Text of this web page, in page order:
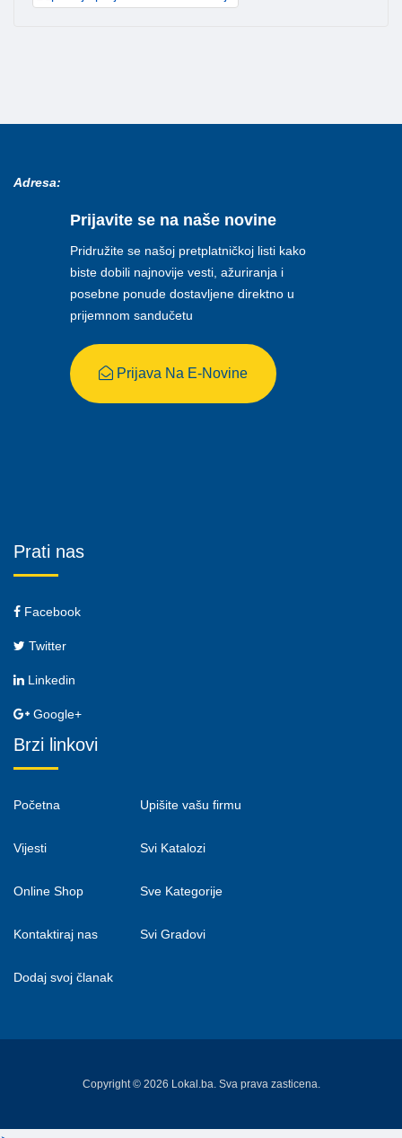
Adresa:
Prijavite se na naše novine
Pridružite se našoj pretplatničkoj listi kako
biste dobili najnovije vesti, ažuriranja i
posebne ponude dostavljene direktno u
prijemnom sandučetu
Prijava Na E-Novine
Prati nas
Facebook
Twitter
Linkedin
Google+
Brzi linkovi
Početna
Vijesti
Online Shop
Kontaktiraj nas
Dodaj svoj članak
Upišite vašu firmu
Svi Katalozi
Sve Kategorije
Svi Gradovi
Copyright © 2026 Lokal.ba. Sva prava zasticena.